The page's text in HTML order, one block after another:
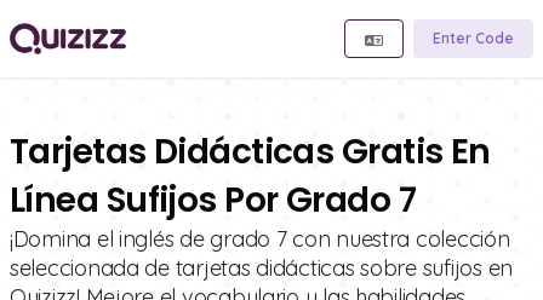
Enter Code
Tarjetas Didácticas Gratis En
Línea Sufijos Por Grado 7
¡Domina el inglés de grado 7 con nuestra colección
seleccionada de tarjetas didácticas sobre sufijos en